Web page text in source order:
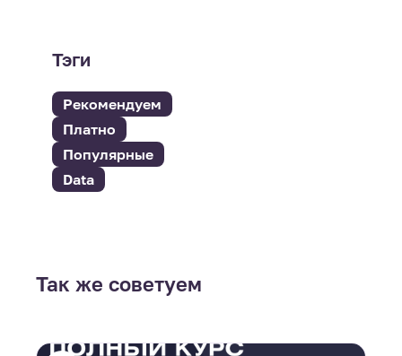
Тэги
Рекомендуем
Платно
Популярные
Data
Так же советуем